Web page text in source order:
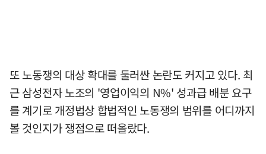
또 노동쟁의 대상 확대를 둘러싼 논란도 커지고 있다. 최
근 삼성전자 노조의 '영업이익의 N%' 성과급 배분 요구
를 계기로 개정법상 합법적인 노동쟁의 범위를 어디까지
볼 것인지가 쟁점으로 떠올랐다.